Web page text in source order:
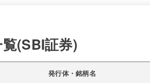
(SBI証券)
発行体・銘柄名